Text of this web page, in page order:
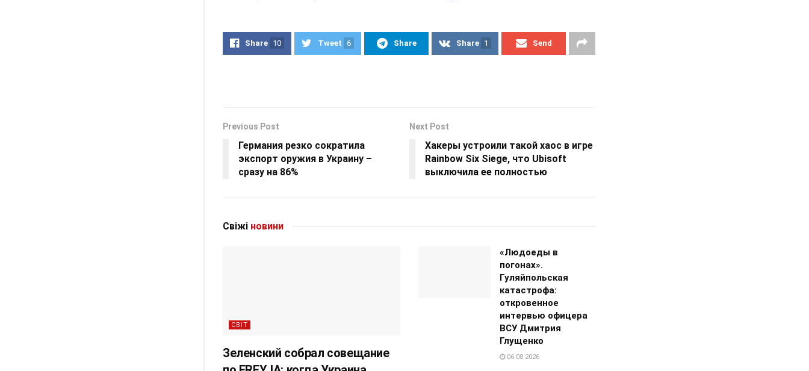
Share 10 Tweet 6 Share Share 1 Send
Previous Post
Германия резко сократила
экспорт оружия в Украину –
сразу на 86%
Next Post
Хакеры устроили такой хаос в игре
Rainbow Six Siege, что Ubisoft
выключила ее полностью
Свіжі новини
СВІТ
Зеленский собрал совещание
«Людоеды в
погонах».
Гуляйпольская
катастрофа:
откровенное
интервью офицера
ВСУ Дмитрия
Глущенко
06.08.2026